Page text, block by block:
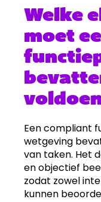
Welke
moet
Een compliant
wetgeving
van taken. Het
en objectief
zodat zowel
kunnen